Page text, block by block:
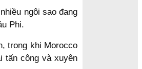
ngôi sao đang
Phi.
trong khi Morocco
tấn công và xuyên